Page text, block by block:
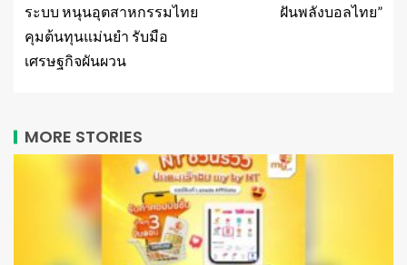
ระบบ หนุนอุตสาหกรรมไทย
คุมต้นทุนแม่นยำ รับมือ
เศรษฐกิจผันผวน
ฝันพลังบอลไทย”
MORE STORIES